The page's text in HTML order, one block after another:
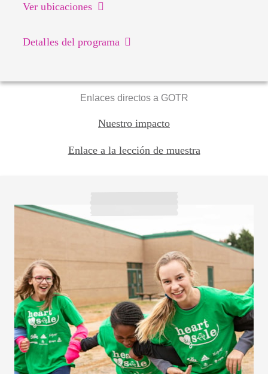
Ver ubicaciones
Detalles del programa
Enlaces directos a GOTR
Nuestro impacto
Enlace a la lección de muestra